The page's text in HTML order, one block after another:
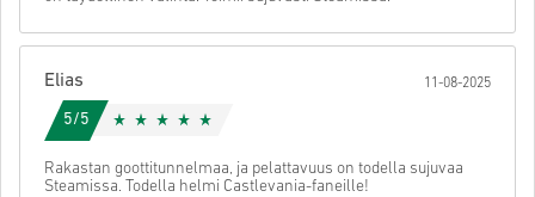
Elias 11-08-2025
5/5
Rakastan goottitunnelmaa, ja pelattavuus on todella sujuvaa
Steamissa. Todella helmi Castlevania-faneille!